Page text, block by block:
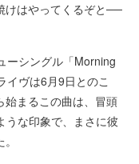
けはやってくるぞと──
ーシングル「Morning
イヴは6月9日とのこ
始まるこの曲は、冒頭
うな印象で、まさに彼